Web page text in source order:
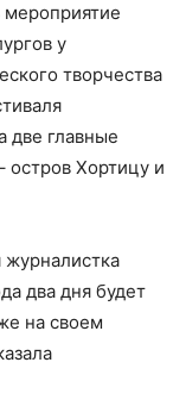
мероприятие
у
творчества
две главные
остров Хортицу и
журналистка
два дня будет
на своем